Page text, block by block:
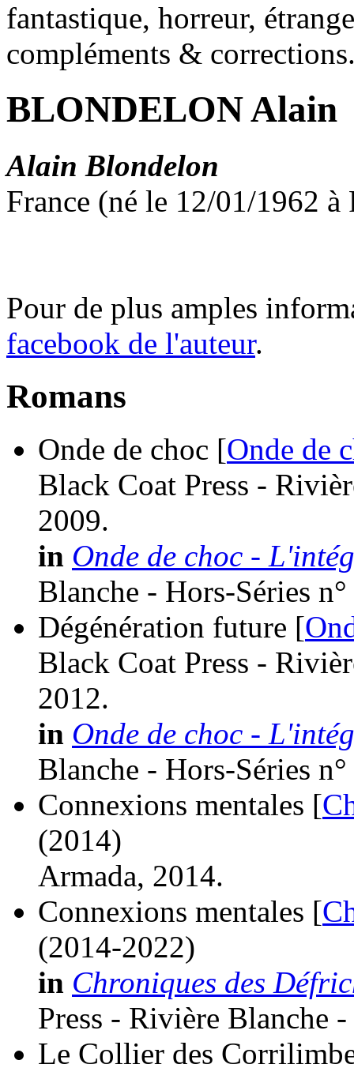
fantastique, horreur,
compléments &
BLONDELON Alain
Alain Blondelon
France (né le 12/01/1962 à
Pour de plus amples
facebook de l'auteur.
Romans
Onde de choc [Onde de
Black Coat Press -
2009.
in Onde de choc -
Blanche - Hors-Séries
Dégénération future [
Black Coat Press -
2012.
in Onde de choc -
Blanche - Hors-Séries
Connexions mentales [
(2014)
Armada, 2014.
Connexions mentales [
(2014-2022)
in Chroniques des
Press - Rivière Blanche
Le Collier des